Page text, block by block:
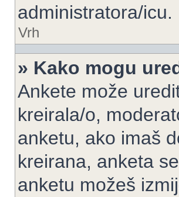
administratora/icu.
Vrh
» Kako mogu
Ankete može
kreirala/o,
anketu, ako imaš
kreirana, anketa
anketu možeš